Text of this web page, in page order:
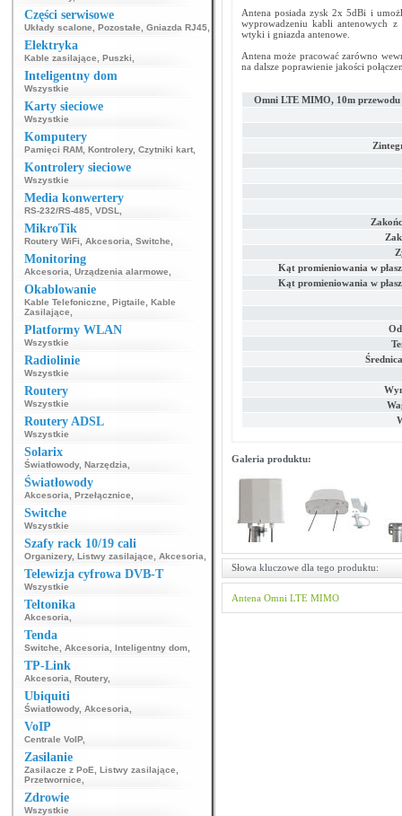
Części serwisowe
Układy scalone Pozostałe Gniazda RJ45
Elektryka
Kable zasilające Puszki
Inteligentny dom
Wszystkie
Karty sieciowe
Wszystkie
Komputery
Pamięci RAM Kontrolery, Czytniki kart
Kontrolery sieciowe
Wszystkie
Media konwertery
RS-232/RS-485 VDSL
MikroTik
Routery WiFi Akcesoria Switche
Monitoring
Akcesoria Urządzenia alarmowe
Okablowanie
Kable Telefoniczne Pigtaile
Kable
Zasilające
Platformy WLAN
Wszystkie
Radiolinie
Wszystkie
Routery
Wszystkie
Routery ADSL
Wszystkie
Solarix
Światłowody, Narzędzia
Światłowody
Akcesoria Przełącznice
Switche
Wszystkie
Szafy rack 10/19 cali
Organizery, Listwy zasilające Akcesoria
Telewizja cyfrowa DVB-T
Wszystkie
Teltonika
Akcesoria
Tenda
Switche Akcesoria Inteligentny dom
TP-Link
Akcesoria Routery,
Ubiquiti
Światłowody, Akcesoria
VoIP
Centrale VoIP,
Zasilanie
Zasilacze z PoE Listwy zasilające
Przetwornice
Zdrowie
Wszystkie
Antena posiada zysk 2x 5dBi i
wyprowadzeniu kabli antenowych z
wtyki i gniazda antenowe.
Antena może pracować zarówno
na dalsze poprawienie jakości
Omni LTE MIMO, 10m
Kąt promieniowania w
Kąt promieniowania w
Galeria produktu:
Słowa kluczowe dla tego produktu:
Antena Omni LTE MIMO